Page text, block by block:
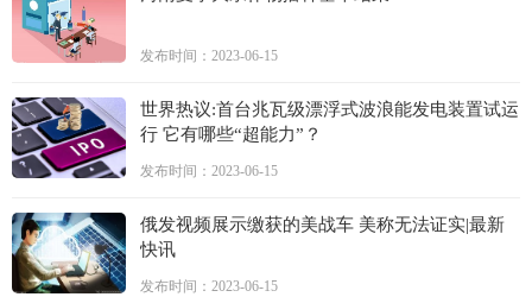
发布时间：2023-06-15
世界热议:首台兆瓦级漂浮式波浪能发电装置试运
行 它有哪些“超能力”？
发布时间：2023-06-15
俄发视频展示缴获的美战车 美称无法证实|最新
快讯
发布时间：2023-06-15